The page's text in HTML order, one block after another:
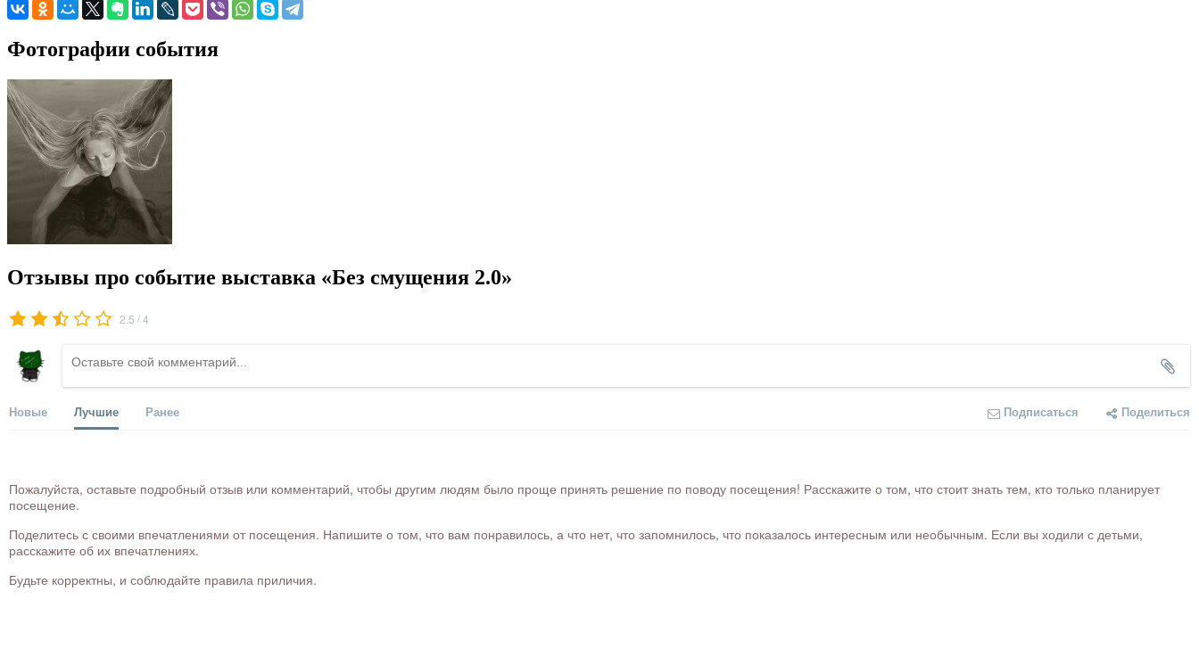
Фотографии события
Отзывы про событие выставка «Без смущения 2.0»
2.5 /4
Новые Лучшие Ранее Подписаться Поделиться
Пожалуйста, оставьте подробный отзыв или комментарий, чтобы другим людям было проще принять решение по поводу посещения! Расскажите о том, что стоит знать тем, кто только планирует
посещение.
Поделитесь с своими впечатлениями от посещения. Напишите о том, что вам понравилось, а что нет, что запомнилось, что показалось интересным или необычным. Если вы ходили с детьми,
расскажите об их впечатлениях.
Будьте корректны, и соблюдайте правила приличия.